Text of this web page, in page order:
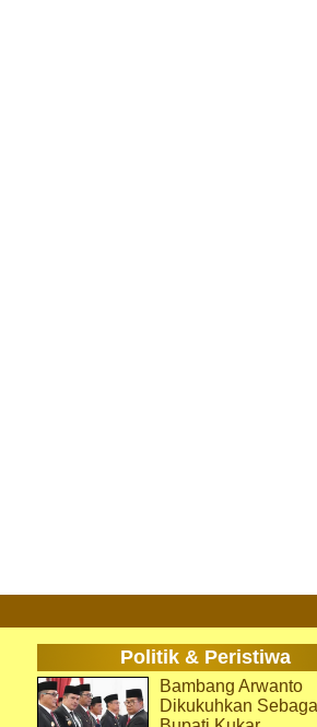
Politik & Peristiwa
Bambang Arwanto
Dikukuhkan